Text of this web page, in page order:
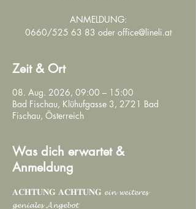
ANMELDUNG:
0660/525 63 83 oder office@lineli.at
Zeit & Ort
08. Aug. 2026, 09:00 – 15:00
Bad Fischau, Klühufgasse 3, 2721 Bad
Fischau, Österreich
Was dich erwartet &
Anmeldung
𝐀𝐂𝐇𝐓𝐔𝐍𝐆 𝐀𝐂𝐇𝐓𝐔𝐍𝐆 𝓮𝓲𝓷 𝔀𝓮𝓲𝓽𝓮𝓻𝓮𝓼
𝓰𝓮𝓷𝓲𝓪𝓵𝓮𝓼 𝓐𝓷𝓰𝓮𝓫𝓸𝓽